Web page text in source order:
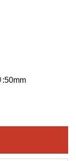
:50mm